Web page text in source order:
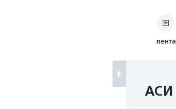
лента
АСИ